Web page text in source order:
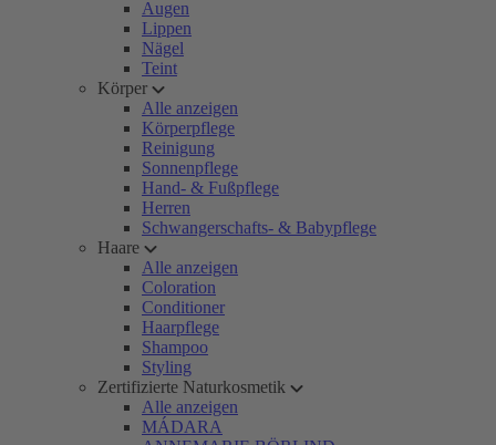
Augen
Lippen
Nägel
Teint
Körper
Alle anzeigen
Körperpflege
Reinigung
Sonnenpflege
Hand- & Fußpflege
Herren
Schwangerschafts- & Babypflege
Haare
Alle anzeigen
Coloration
Conditioner
Haarpflege
Shampoo
Styling
Zertifizierte Naturkosmetik
Alle anzeigen
MÁDARA